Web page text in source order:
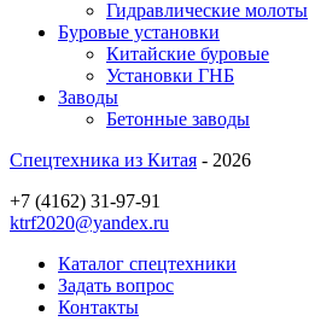
Гидравлические молоты
Буровые установки
Китайские буровые
Установки ГНБ
Заводы
Бетонные заводы
Спецтехника из Китая - 2026
+7 (4162) 31-97-91
ktrf2020@yandex.ru
Каталог спецтехники
Задать вопрос
Контакты